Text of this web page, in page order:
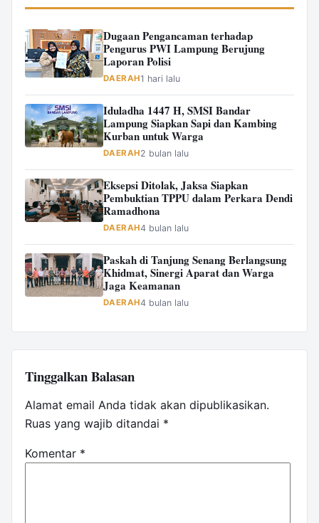
Dugaan Pengancaman terhadap
Pengurus PWI Lampung Berujung
Laporan Polisi
DAERAH1 hari lalu
Iduladha 1447 H, SMSI Bandar
Lampung Siapkan Sapi dan Kambing
Kurban untuk Warga
DAERAH2 bulan lalu
Eksepsi Ditolak, Jaksa Siapkan
Pembuktian TPPU dalam Perkara Dendi
Ramadhona
DAERAH4 bulan lalu
Paskah di Tanjung Senang Berlangsung
Khidmat, Sinergi Aparat dan Warga
Jaga Keamanan
DAERAH4 bulan lalu
Tinggalkan Balasan
Alamat email Anda tidak akan dipublikasikan.
Ruas yang wajib ditandai *
Komentar *